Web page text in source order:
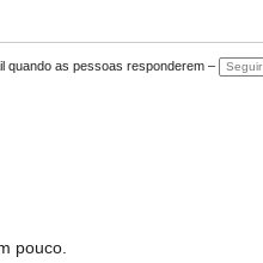
quando as pessoas responderem – Seguir
pouco.